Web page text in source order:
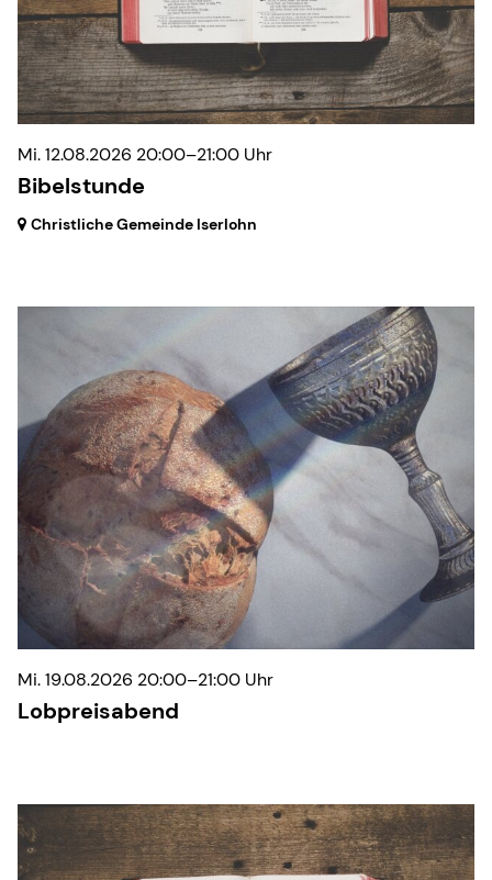
Mi. 12.08.2026 20:00–21:00 Uhr
Bibelstunde
Christliche Gemeinde Iserlohn
Mi. 19.08.2026 20:00–21:00 Uhr
Lobpreisabend